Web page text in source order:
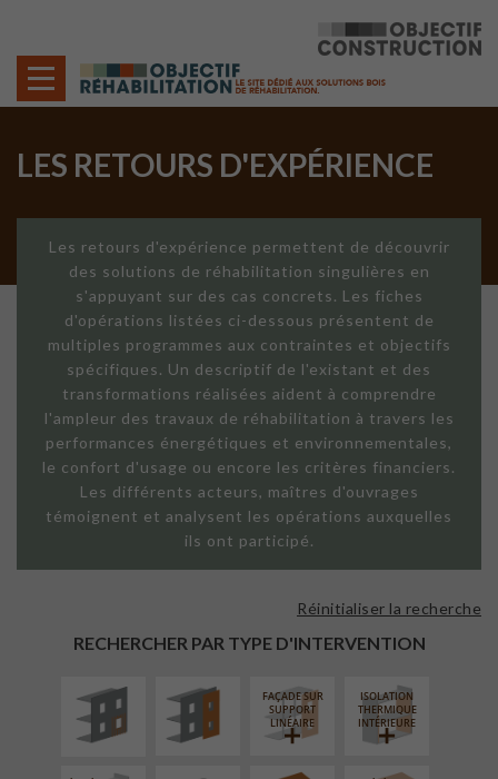
LES RETOURS D'EXPÉRIENCE
Les retours d'expérience permettent de découvrir
des solutions de réhabilitation singulières en
s'appuyant sur des cas concrets. Les fiches
d'opérations listées ci-dessous présentent de
multiples programmes aux contraintes et objectifs
spécifiques. Un descriptif de l'existant et des
transformations réalisées aident à comprendre
l'ampleur des travaux de réhabilitation à travers les
performances énergétiques et environnementales,
le confort d'usage ou encore les critères financiers.
Les différents acteurs, maîtres d'ouvrages
témoignent et analysent les opérations auxquelles
ils ont participé.
RECHERCHER PAR TYPE D'INTERVENTION
Réinitialiser la recherche
EXTÉRIEURE
FAÇADE SUR
SUPPORT
LINÉAIRE
ISOLATION
THERMIQUE
INTÉRIEURE
FERMETURE
LOGGIAS
RÉFECTION DES
TOITURES